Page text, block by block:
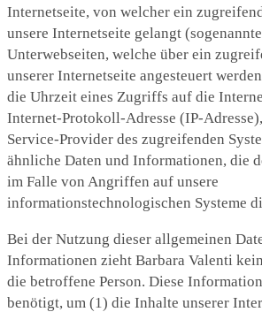
Internetseite, von welcher ein
unsere Internetseite gelangt
Unterwebseiten, welche über ein
unserer Internetseite angesteuert
die Uhrzeit eines Zugriffs auf die
Internet-Protokoll-Adresse (IP-
Service-Provider des zugreifenden
ähnliche Daten und Informationen, die
im Falle von Angriffen auf unsere
informationstechnologischen Systeme
Bei der Nutzung dieser allgemeinen
Informationen zieht Barbara Valenti
die betroffene Person. Diese
benötigt, um (1) die Inhalte unserer